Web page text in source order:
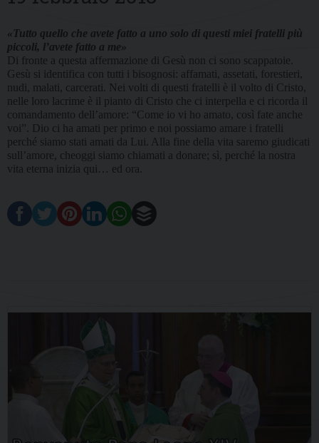
«Tutto quello che avete fatto a uno solo di questi miei fratelli più
piccoli, l’avete fatto a me»
Di fronte a questa affermazione di Gesù non ci sono scappatoie.
Gesù si identifica con tutti i bisognosi: affamati, assetati, forestieri,
nudi, malati, carcerati. Nei volti di questi fratelli è il volto di Cristo,
nelle loro lacrime è il pianto di Cristo che ci interpella e ci ricorda il
comandamento dell’amore: “Come io vi ho amato, così fate anche
voi”. Dio ci ha amati per primo e noi possiamo amare i fratelli
perché siamo stati amati da Lui. Alla fine della vita saremo giudicati
sull’amore, cheoggi siamo chiamati a donare; sì, perché la nostra
vita eterna inizia qui… ed ora.